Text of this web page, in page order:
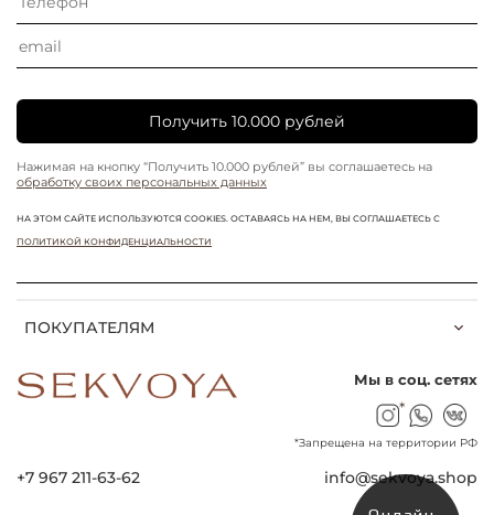
ПОКУПАТЕЛЯМ
Получить 10.000 рублей
Нажимая на кнопку “Получить 10.000 рублей” вы соглашаетесь на
обработку своих персональных данных
НА ЭТОМ САЙТЕ ИСПОЛЬЗУЮТСЯ COOKIES. ОСТАВАЯСЬ НА НЕМ, ВЫ СОГЛАШАЕТЕСЬ С
ПОЛИТИКОЙ КОНФИДЕНЦИАЛЬНОСТИ
+7 967 211-63-62 info@sekvoya.shop
Мы в соц. сетях
*
*Запрещена на территории РФ